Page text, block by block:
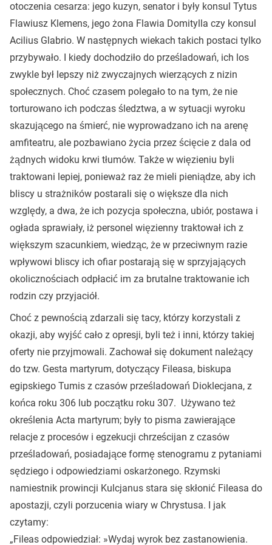
otoczenia cesarza: jego kuzyn, senator i były konsul Tytus
Flawiusz Klemens, jego żona Flawia Domitylla czy konsul
Acilius Glabrio. W następnych wiekach takich postaci tylko
przybywało. I kiedy dochodziło do prześladowań, ich los
zwykle był lepszy niż zwyczajnych wierzących z nizin
społecznych. Choć czasem polegało to na tym, że nie
torturowano ich podczas śledztwa, a w sytuacji wyroku
skazującego na śmierć, nie wyprowadzano ich na arenę
amfiteatru, ale pozbawiano życia przez ścięcie z dala od
żądnych widoku krwi tłumów. Także w więzieniu byli
traktowani lepiej, ponieważ raz że mieli pieniądze, aby ich
bliscy u strażników postarali się o większe dla nich
względy, a dwa, że ich pozycja społeczna, ubiór, postawa i
ogłada sprawiały, iż personel więzienny traktował ich z
większym szacunkiem, wiedząc, że w przeciwnym razie
wpływowi bliscy ich ofiar postarają się w sprzyjających
okolicznościach odpłacić im za brutalne traktowanie ich
rodzin czy przyjaciół.
Choć z pewnością zdarzali się tacy, którzy korzystali z
okazji, aby wyjść cało z opresji, byli też i inni, którzy takiej
oferty nie przyjmowali. Zachował się dokument należący
do tzw. Gesta martyrum, dotyczący Fileasa, biskupa
egipskiego Tumis z czasów prześladowań Dioklecjana, z
końca roku 306 lub początku roku 307. Używano też
określenia Acta martyrum; były to pisma zawierające
relacje z procesów i egzekucji chrześcijan z czasów
prześladowań, posiadające formę stenogramu z pytaniami
sędziego i odpowiedziami oskarżonego. Rzymski
namiestnik prowincji Kulcjanus stara się skłonić Fileasa do
apostazji, czyli porzucenia wiary w Chrystusa. I jak
czytamy:
„Fileas odpowiedział: »Wydaj wyrok bez zastanowienia.